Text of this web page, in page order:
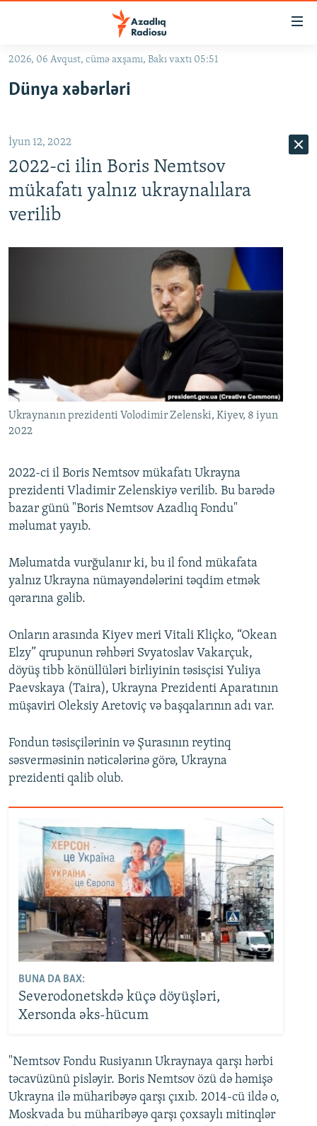
Əsas
qayıt
qayıt
Axtarışa
#İZAHLA
#ƏSLINDƏ
QANUNI DOĞRU
İNFOQRAFIKA
AZƏRBAYCAN ƏDƏBIYYATI KITABXANASI
İZ - MƏDƏNIYYƏT PROQRAMI
MISSIYAMIZ
PEŞƏ ETIKASI VƏ JURNALISTIKA STANDARTLARIMIZ
MATERIALLARIMIZDAN ISTIFADƏ
BIZIMLƏ ƏLAQƏ
RFE/RL-in bütün saytları
2026, 06 Avqust, cümə axşamı, Bakı vaxtı 05:51
Dünya xəbərləri
İyun 12, 2022
2022-ci ilin Boris Nemtsov
mükafatı yalnız ukraynalılara
verilib
Ukraynanın prezidenti Volodimir Zelenski, Kiyev, 8 iyun
2022
2022-ci il Boris Nemtsov mükafatı Ukrayna
prezidenti Vladimir Zelenskiyə verilib. Bu barədə
bazar günü "Boris Nemtsov Azadlıq Fondu"
məlumat yayıb.
Məlumatda vurğulanır ki, bu il fond mükafata
yalnız Ukrayna nümayəndələrini təqdim etmək
qərarına gəlib.
Onların arasında Kiyev meri Vitali Kliçko, “Okean
Elzy” qrupunun rəhbəri Svyatoslav Vakarçuk,
döyüş tibb könüllüləri birliyinin təsisçisi Yuliya
Paevskaya (Taira), Ukrayna Prezidenti Aparatının
müşaviri Oleksiy Aretoviç və başqalarının adı var.
Fondun təsisçilərinin və Şurasının reytinq
səsverməsinin nəticələrinə görə, Ukrayna
prezidenti qalib olub.
BUNA DA BAX:
Severodonetskdə küçə döyüşləri,
Xersonda əks-hücum
"Nemtsov Fondu Rusiyanın Ukraynaya qarşı hərbi
təcavüzünü pisləyir. Boris Nemtsov özü də həmişə
Ukrayna ilə müharibəyə qarşı çıxıb. 2014-cü ildə o,
Moskvada bu müharibəyə qarşı çoxsaylı mitinqlər